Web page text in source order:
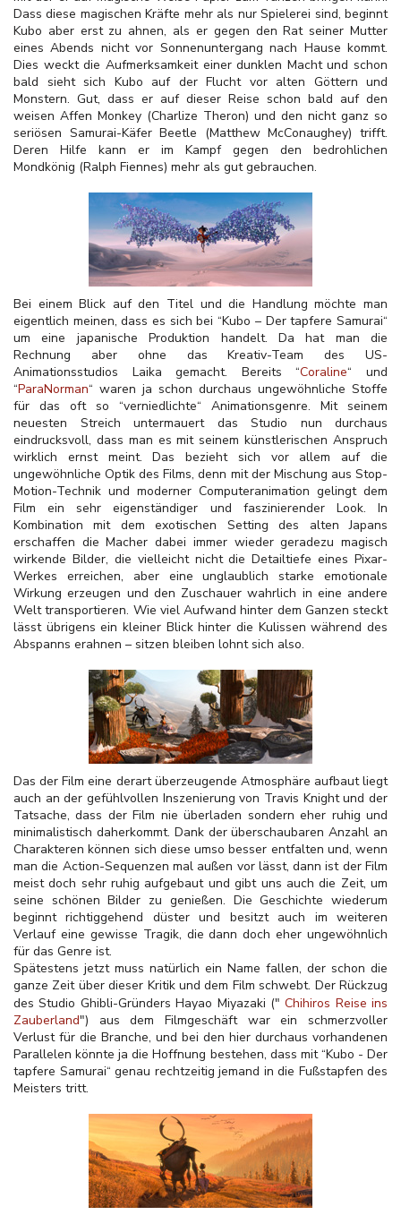
Dass diese magischen Kräfte mehr als nur Spielerei sind, beginnt
Kubo aber erst zu ahnen, als er gegen den Rat seiner Mutter
eines Abends nicht vor Sonnenuntergang nach Hause kommt.
Dies weckt die Aufmerksamkeit einer dunklen Macht und schon
bald sieht sich Kubo auf der Flucht vor alten Göttern und
Monstern. Gut, dass er auf dieser Reise schon bald auf den
weisen Affen Monkey (Charlize Theron) und den nicht ganz so
seriösen Samurai-Käfer Beetle (Matthew McConaughey) trifft.
Deren Hilfe kann er im Kampf gegen den bedrohlichen
Mondkönig (Ralph Fiennes) mehr als gut gebrauchen.
Bei einem Blick auf den Titel und die Handlung möchte man
eigentlich meinen, dass es sich bei “Kubo – Der tapfere Samurai“
um eine japanische Produktion handelt. Da hat man die
Rechnung aber ohne das Kreativ-Team des US-
Animationsstudios Laika gemacht. Bereits “Coraline“ und
“ParaNorman“ waren ja schon durchaus ungewöhnliche Stoffe
für das oft so “verniedlichte“ Animationsgenre. Mit seinem
neuesten Streich untermauert das Studio nun durchaus
eindrucksvoll, dass man es mit seinem künstlerischen Anspruch
wirklich ernst meint. Das bezieht sich vor allem auf die
ungewöhnliche Optik des Films, denn mit der Mischung aus Stop-
Motion-Technik und moderner Computeranimation gelingt dem
Film ein sehr eigenständiger und faszinierender Look. In
Kombination mit dem exotischen Setting des alten Japans
erschaffen die Macher dabei immer wieder geradezu magisch
wirkende Bilder, die vielleicht nicht die Detailtiefe eines Pixar-
Werkes erreichen, aber eine unglaublich starke emotionale
Wirkung erzeugen und den Zuschauer wahrlich in eine andere
Welt transportieren. Wie viel Aufwand hinter dem Ganzen steckt
lässt übrigens ein kleiner Blick hinter die Kulissen während des
Abspanns erahnen – sitzen bleiben lohnt sich also.
Das der Film eine derart überzeugende Atmosphäre aufbaut liegt
auch an der gefühlvollen Inszenierung von Travis Knight und der
Tatsache, dass der Film nie überladen sondern eher ruhig und
minimalistisch daherkommt. Dank der überschaubaren Anzahl an
Charakteren können sich diese umso besser entfalten und, wenn
man die Action-Sequenzen mal außen vor lässt, dann ist der Film
meist doch sehr ruhig aufgebaut und gibt uns auch die Zeit, um
seine schönen Bilder zu genießen. Die Geschichte wiederum
beginnt richtiggehend düster und besitzt auch im weiteren
Verlauf eine gewisse Tragik, die dann doch eher ungewöhnlich
für das Genre ist.
Spätestens jetzt muss natürlich ein Name fallen, der schon die
ganze Zeit über dieser Kritik und dem Film schwebt. Der Rückzug
des Studio Ghibli-Gründers Hayao Miyazaki ("Chihiros Reise ins
Zauberland") aus dem Filmgeschäft war ein schmerzvoller
Verlust für die Branche, und bei den hier durchaus vorhandenen
Parallelen könnte ja die Hoffnung bestehen, dass mit “Kubo - Der
tapfere Samurai“ genau rechtzeitig jemand in die Fußstapfen des
Meisters tritt.